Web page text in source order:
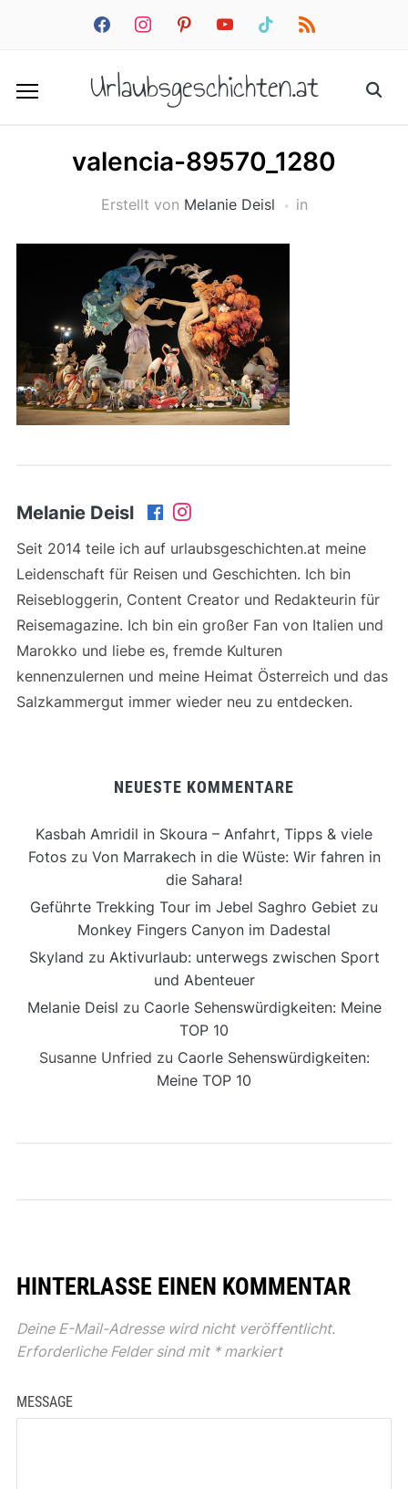
facebookinstagrampinterestyoutube tiktok rss
Urlaubsgeschichten.at
valencia-89570_1280
Erstellt von Melanie Deisl in
Melanie Deisl
Seit 2014 teile ich auf urlaubsgeschichten.at meine
Leidenschaft für Reisen und Geschichten. Ich bin
Reisebloggerin, Content Creator und Redakteurin für
Reisemagazine. Ich bin ein großer Fan von Italien und
Marokko und liebe es, fremde Kulturen
kennenzulernen und meine Heimat Österreich und das
Salzkammergut immer wieder neu zu entdecken.
NEUESTE KOMMENTARE
Kasbah Amridil in Skoura – Anfahrt, Tipps & viele
Fotoszu Von Marrakech in die Wüste: Wir fahren in
die Sahara!
Geführte Trekking Tour im Jebel Saghro Gebiet zu
Monkey Fingers Canyon im Dadestal
Skyland zu Aktivurlaub: unterwegs zwischen Sport
und Abenteuer
Melanie Deisl zu Caorle Sehenswürdigkeiten: Meine
TOP 10
Susanne Unfried zu Caorle Sehenswürdigkeiten:
Meine TOP 10
HINTERLASSE EINEN KOMMENTAR
Deine E-Mail-Adresse wird nicht veröffentlicht.
Erforderliche Felder sind mit *markiert
MESSAGE